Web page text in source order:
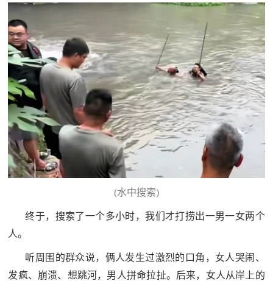
(水中搜索)
终于，搜索了一个多小时，我们才打捞出一男一女两个
人。
听周围的群众说，俩人发生过激烈的口角，女人哭闹、
发疯、崩溃、想跳河，男人拼命拉扯。后来，女人从岸上的